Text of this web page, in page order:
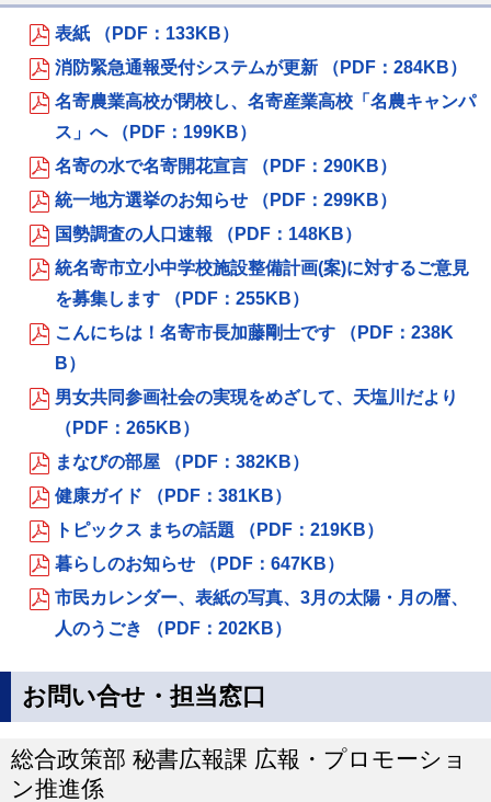
表紙 （PDF：133KB）
消防緊急通報受付システムが更新 （PDF：284KB）
名寄農業高校が閉校し、名寄産業高校「名農キャンパ
ス」へ （PDF：199KB）
名寄の水で名寄開花宣言 （PDF：290KB）
統一地方選挙のお知らせ （PDF：299KB）
国勢調査の人口速報 （PDF：148KB）
統名寄市立小中学校施設整備計画(案)に対するご意見
を募集します （PDF：255KB）
こんにちは！名寄市長加藤剛士です （PDF：238K
B）
男女共同参画社会の実現をめざして、天塩川だより
（PDF：265KB）
まなびの部屋 （PDF：382KB）
健康ガイド （PDF：381KB）
トピックス まちの話題 （PDF：219KB）
暮らしのお知らせ （PDF：647KB）
市民カレンダー、表紙の写真、3月の太陽・月の暦、
人のうごき （PDF：202KB）
お問い合せ・担当窓口
総合政策部 秘書広報課 広報・プロモーショ
ン推進係